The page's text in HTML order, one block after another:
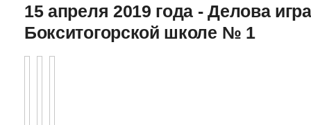
15 апреля 2019 года - Делова
Бокситогорской школе № 1